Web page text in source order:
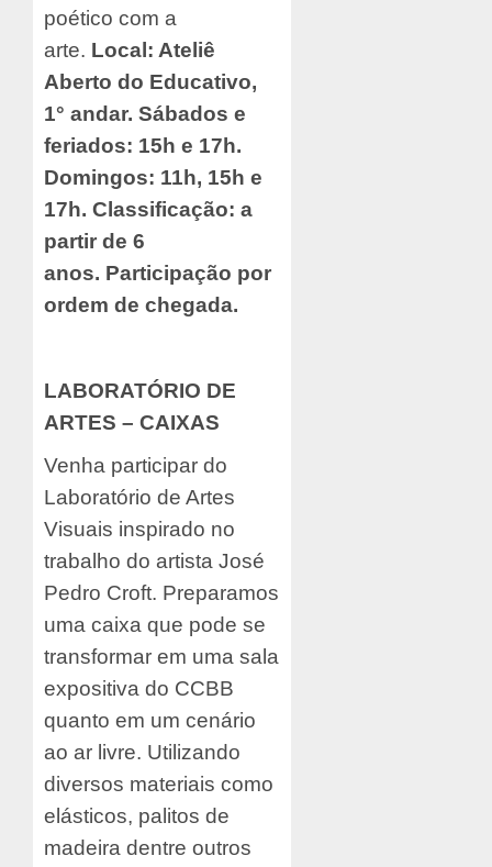
poético com a
arte. Local: Ateliê
Aberto do Educativo,
1° andar. Sábados e
feriados: 15h e 17h.
Domingos: 11h, 15h e
17h. Classificação: a
partir de 6
anos. Participação por
ordem de chegada.
LABORATÓRIO DE
ARTES – CAIXAS
Venha participar do
Laboratório de Artes
Visuais inspirado no
trabalho do artista José
Pedro Croft. Preparamos
uma caixa que pode se
transformar em uma sala
expositiva do CCBB
quanto em um cenário
ao ar livre. Utilizando
diversos materiais como
elásticos, palitos de
madeira dentre outros